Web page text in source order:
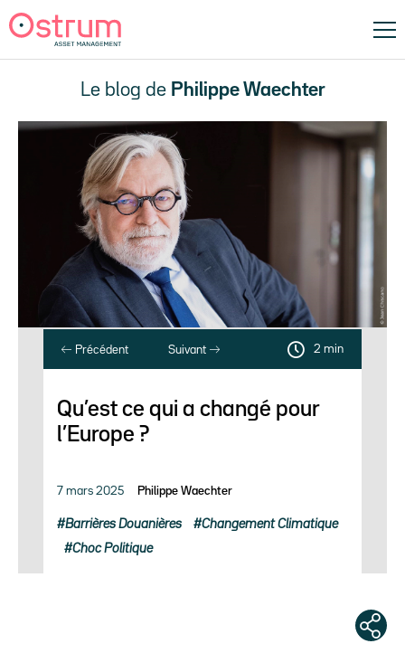
Le blog de Philippe Waechter
Précédent Suivant 2 min
Qu’est ce qui a changé pour
l’Europe ?
7 mars 2025 Philippe Waechter
Barrières Douanières Changement Climatique
Choc Politique